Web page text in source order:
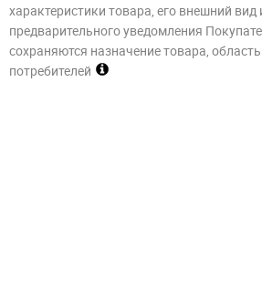
характеристики товара, его внешний
предварительного уведомления
сохраняются назначение товара,
потребителей